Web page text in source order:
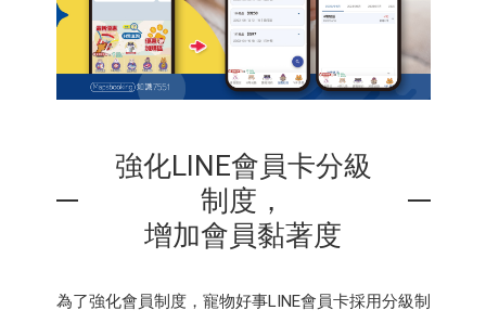
強化LINE會員卡分級
制度，
增加會員黏著度
為了強化會員制度，寵物好事LINE會員卡採用分級制